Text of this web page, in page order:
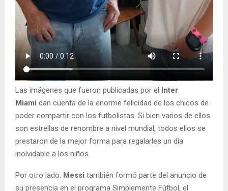
Las imágenes que fueron publicadas por el
Inter
Miami dan cuenta de la enorme felicidad de los chicos de
poder compartir con los futbolistas. Si bien varios de ellos
son estrellas de renombre a nivel mundial, todos ellos se
prestaron de la mejor forma para regalarles un día
inolvidable a los niños.
Por otro lado, Messi también formó parte del anuncio de
su presencia en el programa Simplemente Fútbol, el